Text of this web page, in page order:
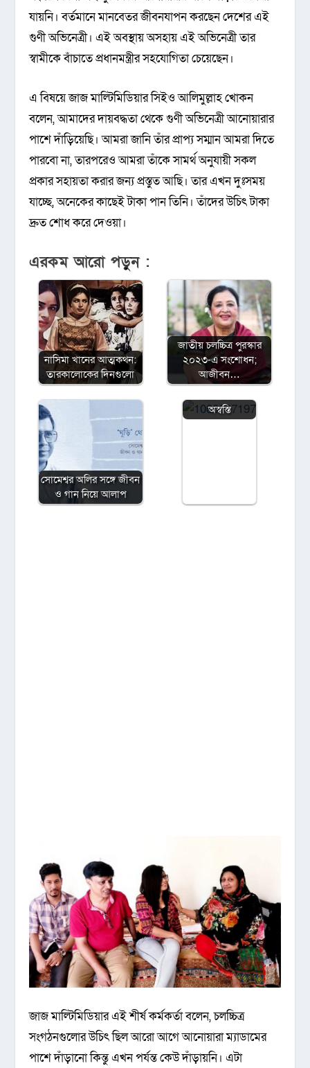
যায়নি। বর্তমানে মানবেতর জীবনযাপন করছেন দেশের এই
গুণী অভিনেত্রী। এই অবস্থায় অসহায় এই অভিনেত্রী তার
স্বামীকে বাঁচাতে প্রধানমন্ত্রীর সহযোগিতা চেয়েছেন।
এ বিষয়ে জাজ মাল্টিমিডিয়ার সিইও আলিমুল্লাহ খোকন
বলেন, আমাদের দায়বদ্ধতা থেকে গুণী অভিনেত্রী আনোয়ারার
পাশে দাঁড়িয়েছি। আমরা জানি তাঁর প্রাপ্য সম্মান আমরা দিতে
পারবো না, তারপরেও আমরা তাঁকে সামর্থ অনুযায়ী সকল
প্রকার সহায়তা করার জন্য প্রস্তুত আছি। তার এখন দুঃসময়
যাচ্ছে, অনেকের কাছেই টাকা পান তিনি। তাঁদের উচিৎ টাকা
দ্রুত শোধ করে দেওয়া।
এরকম আরো পড়ুন :
নাসিমা খানের আত্মকথন:
তারকালোকের দিনগুলো
জাতীয় চলচ্চিত্র পুরস্কার
২০২৩-এ সংশোধন;
আজীবন…
সোমেশ্বর অলির সঙ্গে জীবন
ও গান নিয়ে আলাপ
‘জাতীয় চলচ্চিত্র
পুরস্কার ২০২৩’
অস্বস্তি
জাজ মাল্টিমিডিয়ার এই শীর্ষ কর্মকর্তা বলেন, চলচ্চিত্র
সংগঠনগুলোর উচিৎ ছিল আরো আগে আনোয়ারা ম্যাডামের
পাশে দাঁড়ানো কিন্তু এখন পর্যন্ত কেউ দাঁড়ায়নি। এটা